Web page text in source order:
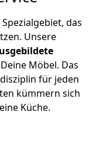
das
Unsere
Möbel. Das
für jeden
kümmern sich
Küche.